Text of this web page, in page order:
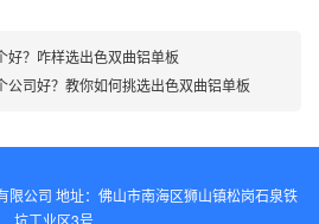
好？咋样选出色双曲铝单板
公司好？教你如何挑选出色双曲铝单板
限公司 地址：佛山市南海区狮山镇松岗石泉铁
坑工业区3号